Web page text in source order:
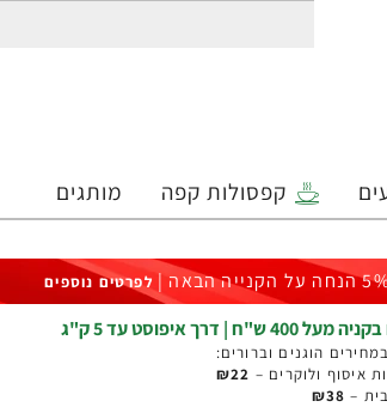
קפסולות קפה מותגים
לפרטים נוספים
| דרך איפוסט עד 5 ק"ג
הוגנים וברורים:
איסוף ולוקרים – ₪22
–
₪38